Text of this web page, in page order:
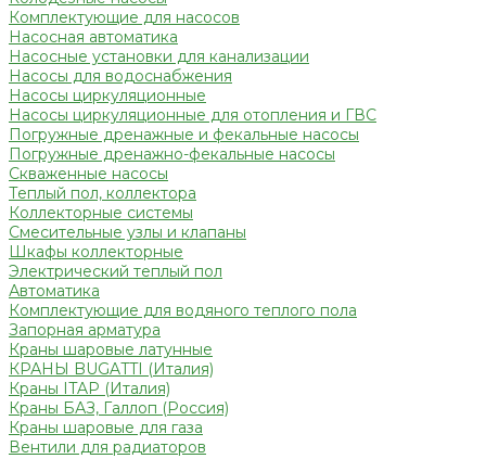
Комплектующие для насосов
Насосная автоматика
Насосные установки для канализации
Насосы для водоснабжения
Насосы циркуляционные
Насосы циркуляционные для отопления и ГВС
Погружные дренажные и фекальные насосы
Погружные дренажно-фекальные насосы
Скваженные насосы
Теплый пол, коллектора
Коллекторные системы
Смесительные узлы и клапаны
Шкафы коллекторные
Электрический теплый пол
Автоматика
Комплектующие для водяного теплого пола
Запорная арматура
Краны шаровые латунные
КРАНЫ BUGATTI (Италия)
Краны ITAP (Италия)
Краны БАЗ, Галлоп (Россия)
Краны шаровые для газа
Вентили для радиаторов